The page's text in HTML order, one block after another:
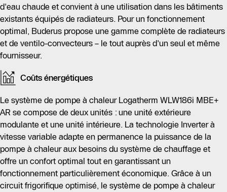
Pour un contrôle facile, la pompe est équipée de l'unité
de commande Logamatic BC400 et peut être
surveillée via l'application MyBuderus. Le portail Web
Buderus ConnectPRO est disponible pour les
professionnels pour la maintenance et le suivi du
système.
d'eau chaude et convient à une utilisation dans les bâtiments
existants équipés de radiateurs. Pour un fonctionnement
optimal, Buderus propose une gamme complète de radiateurs
et de ventilo-convecteurs – le tout auprès d'un seul et même
fournisseur.
Coûts énergétiques
Le système de pompe à chaleur Logatherm WLW186i MBE+
AR se compose de deux unités : une unité extérieure
modulante et une unité intérieure. La technologie Inverter à
vitesse variable adapte en permanence la puissance de la
pompe à chaleur aux besoins du système de chauffage et
offre un confort optimal tout en garantissant un
fonctionnement particulièrement économique. Grâce à un
circuit frigorifique optimisé, le système de pompe à chaleur